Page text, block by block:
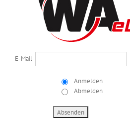
E-Mail
Anmelden
Abmelden